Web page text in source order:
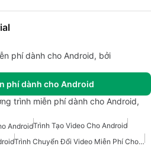
phí dành cho Android, bởi
phí dành cho Android
trình miễn phí dành cho Android,
AndroidTrình Tạo Video Cho Android
Trình Chuyển Đổi Video Miễn Phí Cho Android